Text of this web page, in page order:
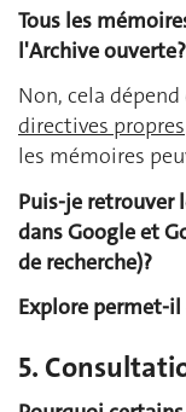
Tous les
l'Archive ouverte?
Non, cela
directives propres
les mémoires
Puis-je retrouver
dans Google et
de recherche)?
Explore permet-il
5.